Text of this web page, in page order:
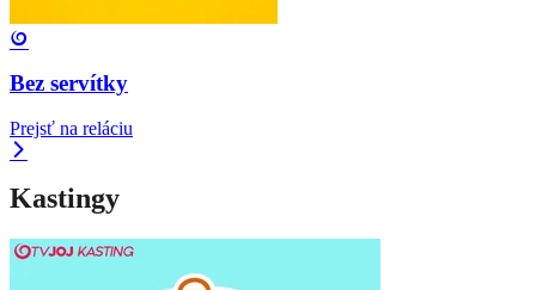
Bez servítky
Prejsť na reláciu
Kastingy